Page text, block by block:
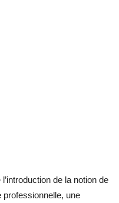
de la notion de
professionnelle, une